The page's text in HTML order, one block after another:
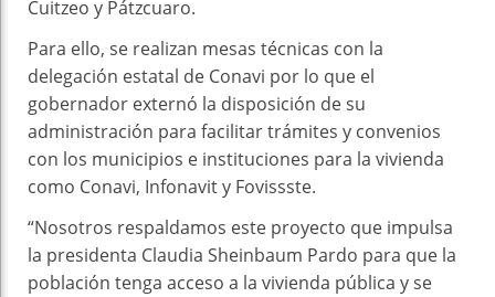
Cuitzeo y Pátzcuaro.
Para ello, se realizan mesas técnicas con la
delegación estatal de Conavi por lo que el
gobernador externó la disposición de su
administración para facilitar trámites y convenios
con los municipios e instituciones para la vivienda
como Conavi, Infonavit y Fovissste.
“Nosotros respaldamos este proyecto que impulsa
la presidenta Claudia Sheinbaum Pardo para que la
población tenga acceso a la vivienda pública y se